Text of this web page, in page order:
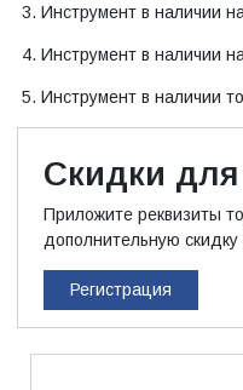
3. Инструмент в наличии
4. Инструмент в наличии
5. Инструмент в наличии
Скидки
Приложите реквизиты
дополнительную
Регистрация